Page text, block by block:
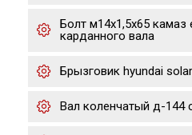
Болт м14х1,5х65 камаз
карданного вала
Брызговик hyundai
Вал коленчатый д-144